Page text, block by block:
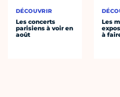
DÉCOUVRIR
Les concerts
parisiens à voir en
août
Les
à